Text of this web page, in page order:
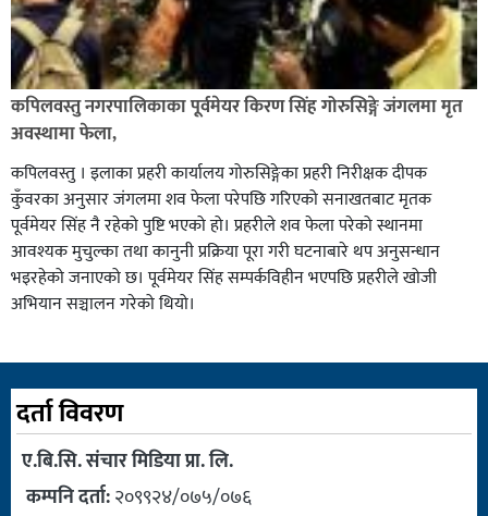
कपिलवस्तु नगरपालिकाका पूर्वमेयर किरण सिंह गोरुसिङ्गे जंगलमा मृत
अवस्थामा फेला,
कपिलवस्तु । इलाका प्रहरी कार्यालय गोरुसिङ्गेका प्रहरी निरीक्षक दीपक
कुँवरका अनुसार जंगलमा शव फेला परेपछि गरिएको सनाखतबाट मृतक
पूर्वमेयर सिंह नै रहेको पुष्टि भएको हो। प्रहरीले शव फेला परेको स्थानमा
आवश्यक मुचुल्का तथा कानुनी प्रक्रिया पूरा गरी घटनाबारे थप अनुसन्धान
भइरहेको जनाएको छ। पूर्वमेयर सिंह सम्पर्कविहीन भएपछि प्रहरीले खोजी
अभियान सञ्चालन गरेको थियो।
दर्ता विवरण
ए.बि.सि. संचार मिडिया प्रा. लि.
कम्पनि दर्ता:२०९९२४/०७५/०७६